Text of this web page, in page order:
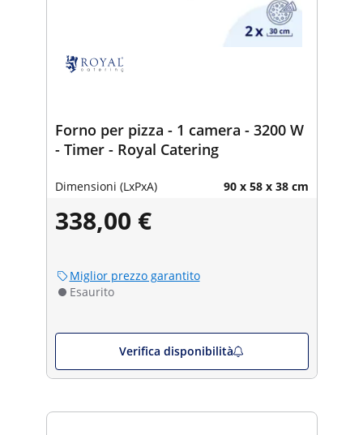
Forno per pizza - 1 camera - 3200 W
- Timer - Royal Catering
Dimensioni (LxPxA) 90 x 58 x 38 cm
338,00 €
Miglior prezzo garantito
Esaurito
Verifica disponibilità